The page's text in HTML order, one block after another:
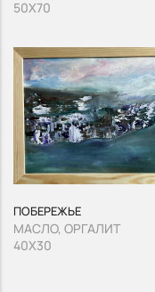
50Х70
ПОБЕРЕЖЬЕ
МАСЛО, ОРГАЛИТ
40Х30